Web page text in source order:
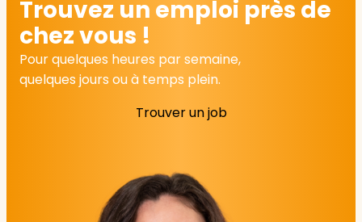
Trouvez un emploi près de
chez vous !
Pour quelques heures par semaine,
quelques jours ou à temps plein.
Trouver un job